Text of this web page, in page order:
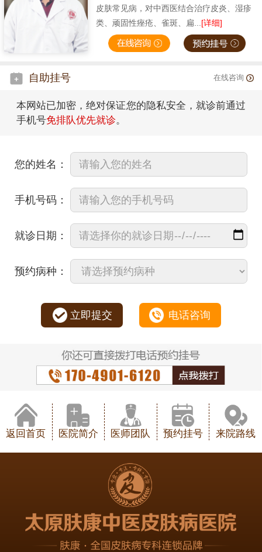
皮肤常见病，对中西医结合治疗皮炎、湿疹
类、顽固性痤疮、雀斑、扁...[详细]
自助挂号 在线咨询
本网站已加密，绝对保证您的隐私安全，就诊前通过
手机号免排队优先就诊。
您的姓名：
手机号码：
就诊日期：
预约病种：
立即提交 电话咨询
返回首页 医院简介 医师团队 预约挂号 来院路线